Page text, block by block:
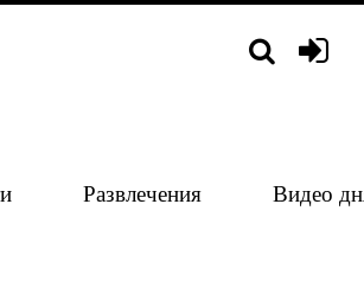
Развлечения Видео